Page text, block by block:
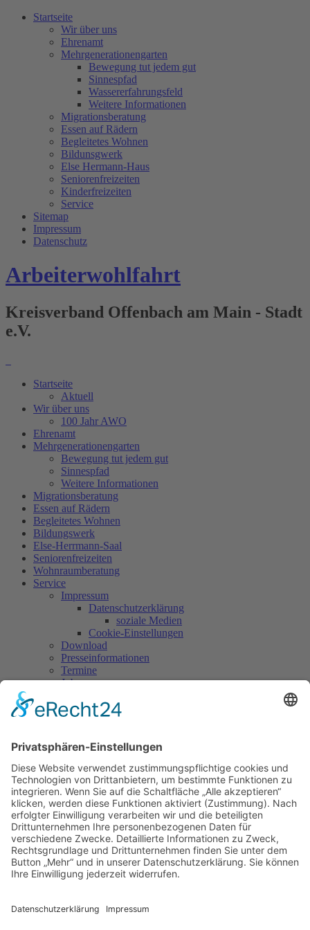
Startseite
Wir über uns
Ehrenamt
Mehrgenerationengarten
Bewegung tut jedem gut
Sinnespfad
Wassererfahrungsfeld
Weitere Informationen
Migrationsberatung
Essen auf Rädern
Begleitetes Wohnen
Bildunsgwerk
Else Hermann-Haus
Seniorenfreizeiten
Kinderfreizeiten
Service
Sitemap
Impressum
Datenschutz
Arbeiterwohlfahrt
Kreisverband Offenbach am Main - Stadt
e.V.
Startseite
Aktuell
Wir über uns
100 Jahr AWO
Ehrenamt
Mehrgenerationengarten
Bewegung tut jedem gut
Sinnespfad
Weitere Informationen
Migrationsberatung
Essen auf Rädern
Begleitetes Wohnen
Bildungswerk
Else-Herrmann-Saal
Seniorenfreizeiten
Wohnraumberatung
Service
Impressum
Datenschutzerklärung
soziale Medien
Cookie-Einstellungen
Download
Presseinformationen
Termine
Jobs
Kontakt
Login
Terminkalender
Eine Kategorie auswählen um die Liste zu filtern
Bitte eine Kategorie auswählen